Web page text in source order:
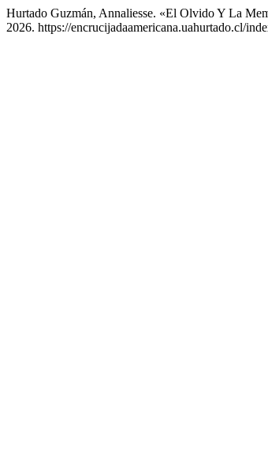
Hurtado Guzmán, Annaliesse. «El Olvido Y La
2026. https://encrucijadaamericana.uahurtado.cl/